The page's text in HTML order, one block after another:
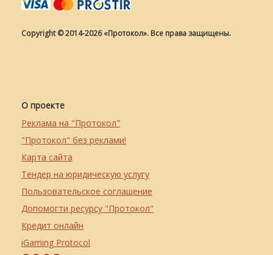
Copyright © 2014-2026 «Протокол». Все права защищены.
О проекте
Реклама на "Протокол"
"Протокол" без реклами!
Карта сайта
Тендер на юридическую услугу
Пользовательское соглашение
Допомогти ресурсу "Протокол"
Кредит онлайн
iGaming Protocol